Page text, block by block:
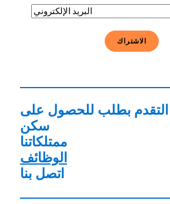
البريد
الإلكتروني(مطلوب)
التقدم بطلب للحصول على
سكن
ممتلكاتنا
الوظائف
اتصل بنا